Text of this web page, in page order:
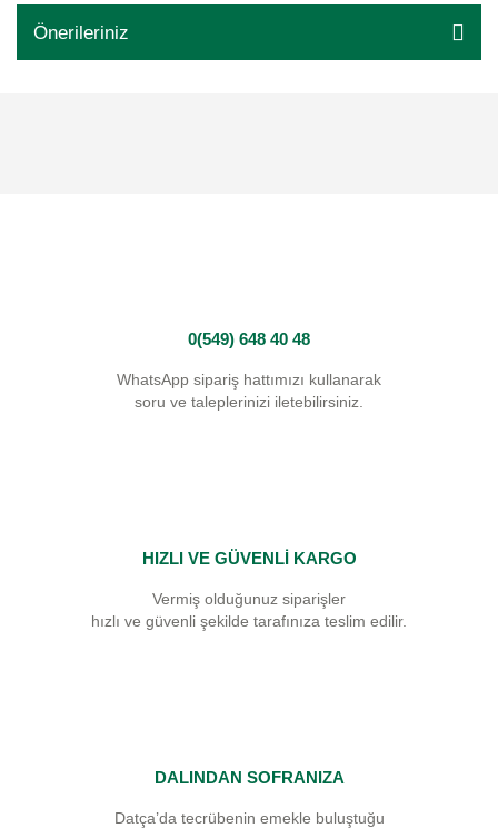
Önerileriniz
0(549) 648 40 48
WhatsApp sipariş hattımızı kullanarak
soru ve taleplerinizi iletebilirsiniz.
HIZLI VE GÜVENLİ KARGO
Vermiş olduğunuz siparişler
hızlı ve güvenli şekilde tarafınıza teslim edilir.
DALINDAN SOFRANIZA
Datça’da tecrübenin emekle buluştuğu